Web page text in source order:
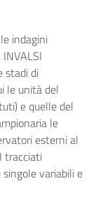
indagini
stadi di
le unità del
e quelle del
le
esterni al
tracciati
variabili e